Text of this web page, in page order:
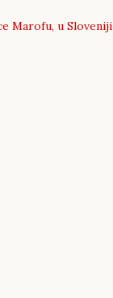
Marofu, u Sloveniji